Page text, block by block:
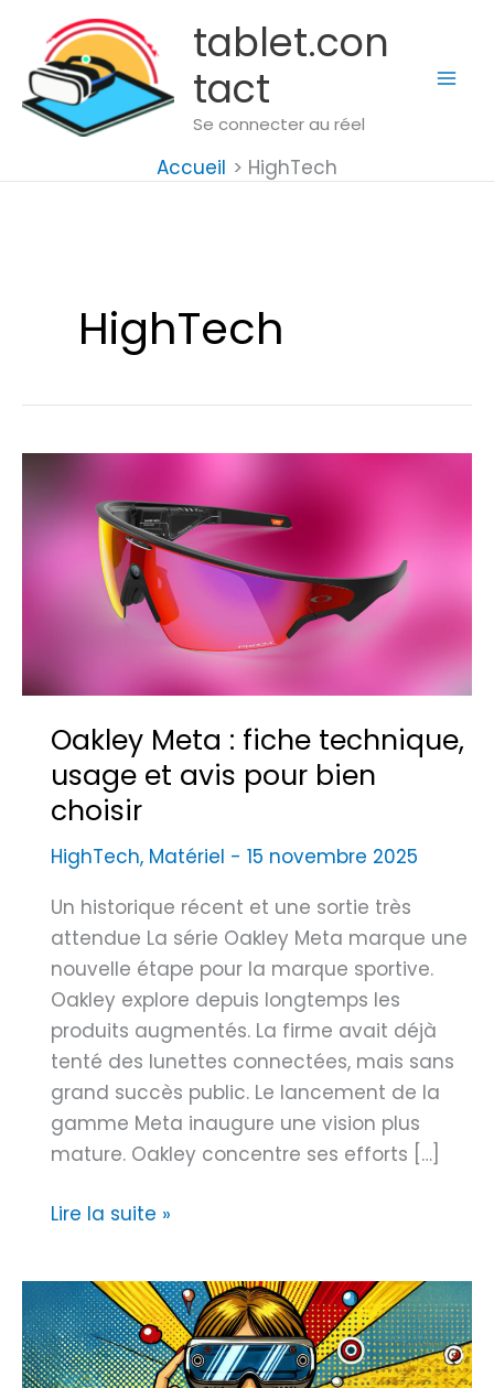
contenu
tablet.con
tact
Se connecter au réel
Accueil HighTech
HighTech
Oakley Meta : fiche technique,
usage et avis pour bien
choisir
HighTech, Matériel - 15 novembre 2025
Un historique récent et une sortie très
attendue La série Oakley Meta marque une
nouvelle étape pour la marque sportive.
Oakley explore depuis longtemps les
produits augmentés. La firme avait déjà
tenté des lunettes connectées, mais sans
grand succès public. Le lancement de la
gamme Meta inaugure une vision plus
mature. Oakley concentre ses efforts […]
O
l
e
y
Lire la suite »